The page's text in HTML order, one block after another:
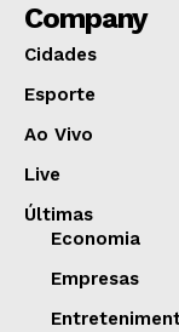
Company
Cidades
Esporte
Ao Vivo
Live
Últimas
Economia
Empresas